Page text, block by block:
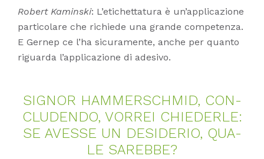
Robert Kaminski: L’etichettatura è un’applicazione
particolare che richiede una grande competenza.
E Gernep ce l’ha sicuramente, anche per quanto
riguarda l’applicazione di adesivo.
SI­GNOR HAM­MER­SCHMID, CON­
CLU­DEN­DO, VOR­REI CHIE­DER­LE:
SE AVES­SE UN DE­SI­DE­RIO, QUA­
LE SA­REB­BE?